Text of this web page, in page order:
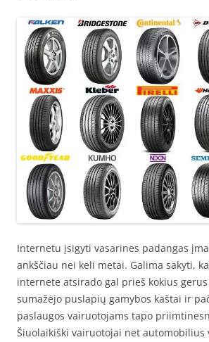
Internetu įsigyti vasarines padangas
ankščiau nei keli metai. Galima sakyti,
internete atsirado gal prieš kokius
sumažėjo puslapių gamybos kaštai ir
paslaugos vairuotojams tapo
Šiuolaikiški vairuotojai net